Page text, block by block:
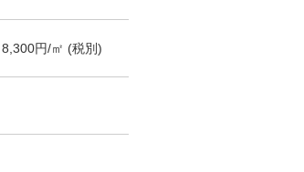
8,300円/㎡ (税別)